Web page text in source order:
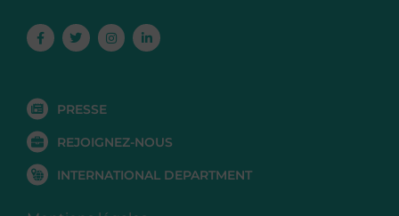
Facebook-
f
TwitterInstagramLinkedin-
in
PRESSE
REJOIGNEZ-NOUS
INTERNATIONAL DEPARTMENT